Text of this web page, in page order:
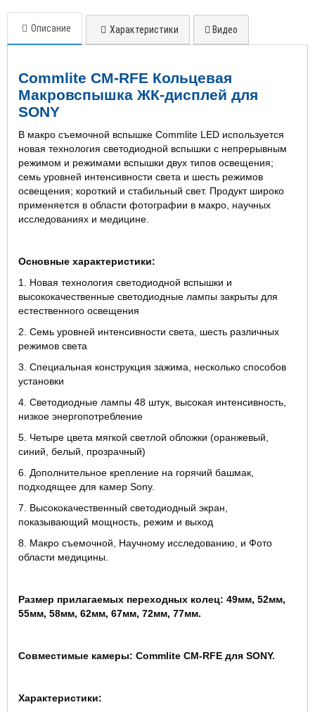
Описание Характеристики Видео
Commlite CM-RFE Кольцевая
Макровспышка ЖК-дисплей для
SONY
В макро съемочной вспышке Commlite LED используется
новая технология светодиодной вспышки с непрерывным
режимом и режимами вспышки двух типов освещения;
семь уровней интенсивности света и шесть режимов
освещения; короткий и стабильный свет. Продукт широко
применяется в области фотографии в макро, научных
исследованиях и медицине.
Основные характеристики:
1. Новая технология светодиодной вспышки и
высококачественные светодиодные лампы закрыты для
естественного освещения
2. Семь уровней интенсивности света, шесть различных
режимов света
3. Специальная конструкция зажима, несколько способов
установки
4. Светодиодные лампы 48 штук, высокая интенсивность,
низкое энергопотребление
5. Четыре цвета мягкой светлой обложки (оранжевый,
синий, белый, прозрачный)
6. Дополнительное крепление на горячий башмак,
подходящее для камер Sony.
7. Высококачественный светодиодный экран,
показывающий мощность, режим и выход
8. Макро съемочной, Научному исследованию, и Фото
области медицины.
Размер прилагаемых переходных колец: 49мм, 52мм,
55мм, 58мм, 62мм, 67мм, 72мм, 77мм.
Совместимые камеры: Commlite CM-RFE для SONY.
Характеристики: